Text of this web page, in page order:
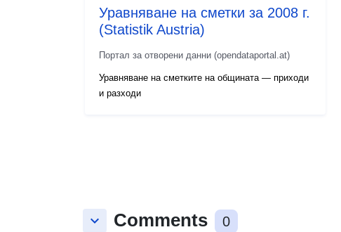
Уравняване на сметки за 2008 г.
(Statistik Austria)
Портал за отворени данни (opendataportal.at)
Уравняване на сметките на общината — приходи
и разходи
keyboard_arrow_down Comments 0